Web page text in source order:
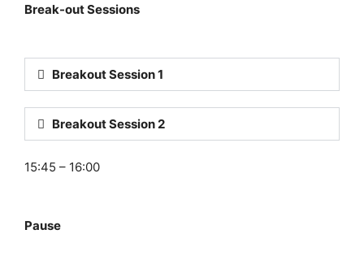
Break-out Sessions
Breakout Session 1
Breakout Session 2
15:45 – 16:00
Pause